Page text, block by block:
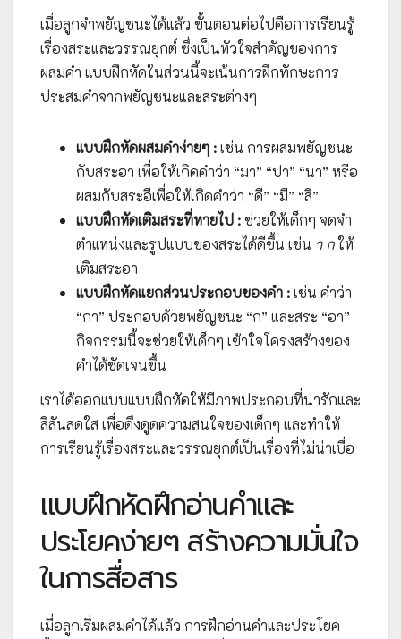
เมื่อลูกจำพยัญชนะได้แล้ว ขั้นตอนต่อไปคือการเรียนรู้
เรื่องสระและวรรณยุกต์ ซึ่งเป็นหัวใจสำคัญของการ
ผสมคำ แบบฝึกหัดในส่วนนี้จะเน้นการฝึกทักษะการ
ประสมคำจากพยัญชนะและสระต่างๆ
แบบฝึกหัดผสมคำง่ายๆ :เช่น การผสมพยัญชนะ
กับสระอา เพื่อให้เกิดคำว่า “มา” “ปา” “นา” หรือ
ผสมกับสระอีเพื่อให้เกิดคำว่า “ดี” “มี” “สี”
แบบฝึกหัดเติมสระที่หายไป :ช่วยให้เด็กๆ จดจำ
ตำแหน่งและรูปแบบของสระได้ดีขึ้น เช่น า กให้
เติมสระอา
แบบฝึกหัดแยกส่วนประกอบของคำ :เช่น คำว่า
“กา” ประกอบด้วยพยัญชนะ “ก” และสระ “อา”
กิจกรรมนี้จะช่วยให้เด็กๆ เข้าใจโครงสร้างของ
คำได้ชัดเจนขึ้น
เราได้ออกแบบแบบฝึกหัดให้มีภาพประกอบที่น่ารักและ
สีสันสดใส เพื่อดึงดูดความสนใจของเด็กๆ และทำให้
การเรียนรู้เรื่องสระและวรรณยุกต์เป็นเรื่องที่ไม่น่าเบื่อ
แบบฝึกหัดฝึกอ่านคำและ
ประโยคง่ายๆ สร้างความมั่นใจ
ในการสื่อสาร
เมื่อลูกเริ่มผสมคำได้แล้ว การฝึกอ่านคำและประโยค